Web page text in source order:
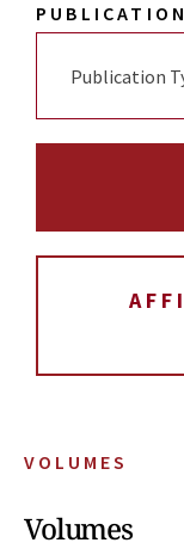
VOLUMES
Volumes
Publication